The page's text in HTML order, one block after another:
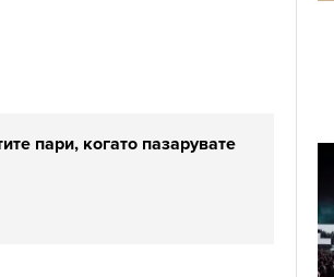
пари, когато пазарувате